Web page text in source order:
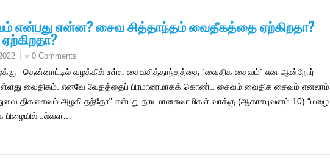
என்பது என்ன? சைவ சித்தாந்தம் வைதீகத்தை ஏற்கிறதா?
0 Comments
தென்னாட்டில் வழக்கில் உள்ள சைவசித்தாந்தத்தை `வைதிக சைவம்` என ஆன்றோர்
வைதிகம். எனவே வேதத்தைப் பிரமாணமாகக் கொண்ட சைவம் வைதிக சைவம் எனலாம்.
திகசைவம் அழகி தந்தோ” என்பது தாயுமானசுவாமிகள் வாக்கு.(ஆகாசபுவனம் 10) “மழை
பல்வள…